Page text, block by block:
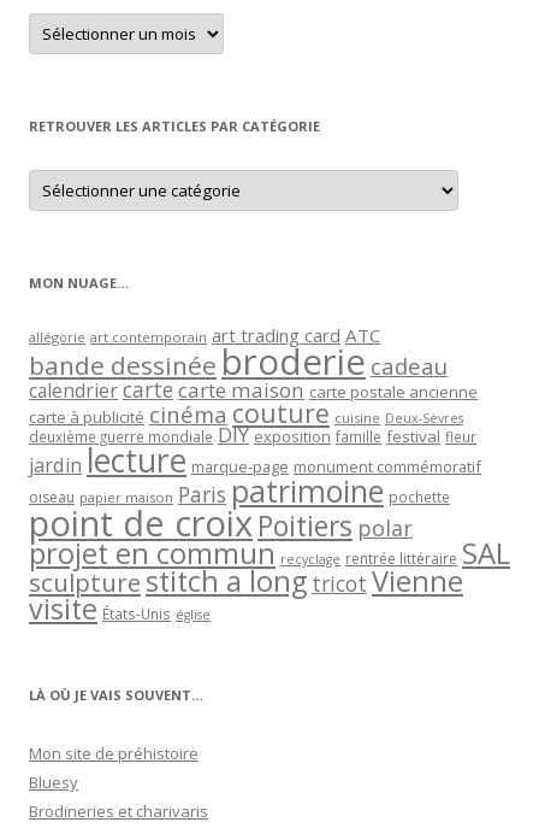
Retrouver
un
article
RETROUVER LES ARTICLES PAR CATÉGORIE
Retrouver
les
articles
MON NUAGE…
allégorie art contemporain art trading card ATC
bande dessinée broderie cadeau
calendriercarte carte maison carte postale ancienne
carte à publicité cinéma couture cuisine Deux-Sèvres
deuxième guerre mondiale DIY exposition famille festival fleur
jardin lecture marque-page monument commémoratif
oiseau papier maison Paris patrimoine pochette
point de croixPoitiers polar
projet en commun recyclage rentrée littéraire SAL
sculpturestitch a long tricot Vienne
visite États-Unis église
LÀ OÙ JE VAIS SOUVENT…
Mon site de préhistoire
Bluesy
Brodineries et charivaris